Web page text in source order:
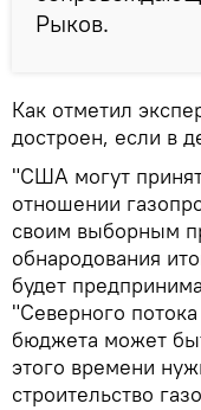
Рыков.
Как отметил
достроен, если в
"США могут
отношении
своим выборным
обнародования
будет
"Северного
бюджета может
этого времени
строительство